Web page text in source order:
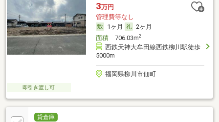
3万円
管理費等なし
1ヶ月
2ヶ月
面積706.03m2
西鉄天神大牟田線西鉄柳川駅徒歩
5000m
福岡県柳川市佃町
即引き渡し可
貸倉庫